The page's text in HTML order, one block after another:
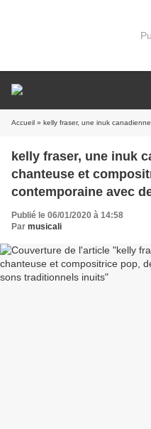
Accueil » kelly fraser, une inuk canadienne qui fut chanteuse et
kelly fraser, une inuk
chanteuse et
contemporaine avec
inuits
Publié le 06/01/2020 à 14:58
Par musicali